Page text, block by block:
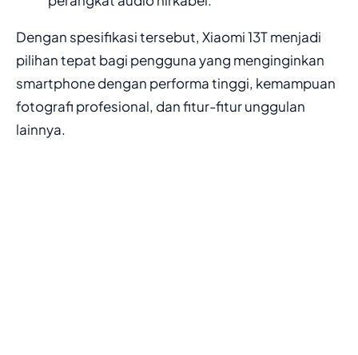
Dengan spesifikasi tersebut, Xiaomi 13T menjadi
pilihan tepat bagi pengguna yang menginginkan
smartphone dengan performa tinggi, kemampuan
fotografi profesional, dan fitur-fitur unggulan
lainnya.